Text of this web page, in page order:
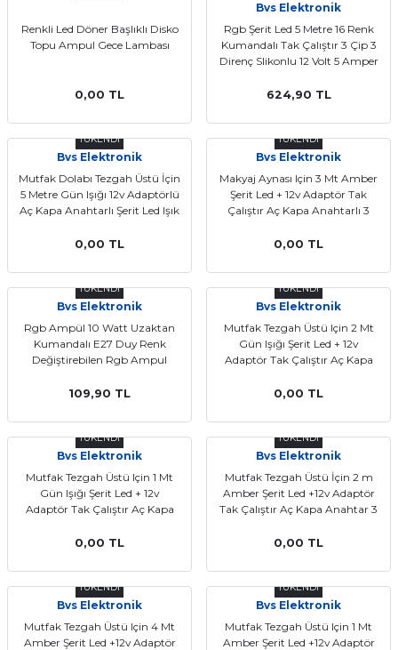
Renkli Led Döner Başlıklı Disko
Topu Ampul Gece Lambası
0,00 TL
Bvs Elektronik
Rgb Şerit Led 5 Metre 16 Renk
Kumandalı Tak Çalıştır 3 Çip 3
Direnç Slikonlu 12 Volt 5 Amper
624,90 TL
TÜKENDİ
Bvs Elektronik
Mutfak Dolabı Tezgah Üstü İçin
5 Metre Gün Işığı 12v Adaptörlü
Aç Kapa Anahtarlı Şerit Led Işık
0,00 TL
TÜKENDİ
Bvs Elektronik
Makyaj Aynası Için 3 Mt Amber
Şerit Led + 12v Adaptör Tak
Çalıştır Aç Kapa Anahtarlı 3
0,00 TL
TÜKENDİ
Bvs Elektronik
Rgb Ampül 10 Watt Uzaktan
Kumandalı E27 Duy Renk
Değiştirebilen Rgb Ampul
109,90 TL
TÜKENDİ
Bvs Elektronik
Mutfak Tezgah Üstü Için 2 Mt
Gün Işığı Şerit Led + 12v
Adaptör Tak Çalıştır Aç Kapa
0,00 TL
TÜKENDİ
Bvs Elektronik
Mutfak Tezgah Üstü Için 1 Mt
Gün Işığı Şerit Led + 12v
Adaptör Tak Çalıştır Aç Kapa
0,00 TL
TÜKENDİ
Bvs Elektronik
Mutfak Tezgah Üstü İçin 2 m
Amber Şerit Led +12v Adaptör
Tak Çalıştır Aç Kapa Anahtar 3
0,00 TL
TÜKENDİ
Bvs Elektronik
Mutfak Tezgah Üstü Için 4 Mt
Amber Şerit Led +12v Adaptör
TÜKENDİ
Bvs Elektronik
Mutfak Tezgah Üstü Için 1 Mt
Amber Şerit Led +12v Adaptör